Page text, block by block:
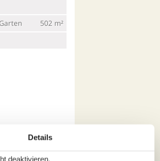
502 m²
Details
deaktivieren.